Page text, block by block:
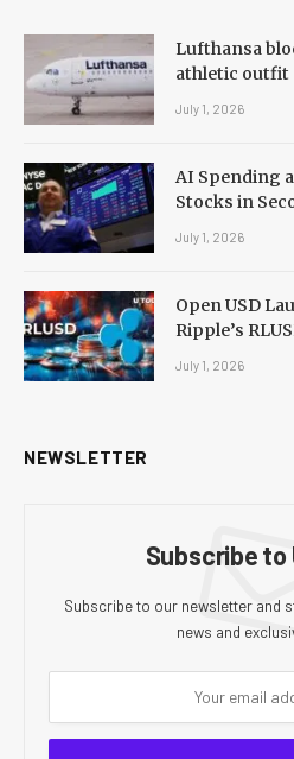
Lufthansa
athletic outfit
July 1, 2026
AI Spending
Stocks in
July 1, 2026
Open USD
Ripple’s
July 1, 2026
NEWSLETTER
Subscribe to
Subscribe to our newsletter and
news and